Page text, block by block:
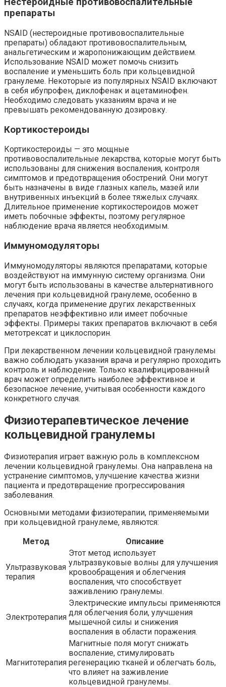
препараты
NSAID (нестероидные противовоспалительные
препараты) обладают противовоспалительным,
анальгетическим и жаропонижающим действием.
Использование NSAID может помочь снизить
воспаление и уменьшить боль при кольцевидной
гранулеме. Некоторые из популярных NSAID включают
в себя ибупрофен, диклофенак и ацетаминофен.
Необходимо следовать указаниям врача и не
превышать рекомендованную дозировку.
Кортикостероиды
Кортикостероиды — это мощные
противовоспалительные лекарства, которые могут быть
использованы для снижения воспаления, контроля
симптомов и предотвращения обострений. Они могут
быть назначены в виде глазных капель, мазей или
внутривенных инъекций в более тяжелых случаях.
Длительное применение кортикостероидов может
иметь побочные эффекты, поэтому регулярное
наблюдение врача является необходимым.
Иммуномодуляторы
Иммуномодуляторы являются препаратами, которые
воздействуют на иммунную систему организма. Они
могут быть использованы в качестве альтернативного
лечения при кольцевидной гранулеме, особенно в
случаях, когда применение других лекарственных
препаратов неэффективно или имеет побочные
эффекты. Примеры таких препаратов включают в себя
метотрексат и циклоспорин.
При лекарственном лечении кольцевидной гранулемы
важно соблюдать указания врача и регулярно проходить
контроль и наблюдение. Только квалифицированный
врач может определить наиболее эффективное и
безопасное лечение, учитывая особенности каждого
конкретного случая.
Физиотерапевтическое лечение
кольцевидной гранулемы
Физиотерапия играет важную роль в комплексном
лечении кольцевидной гранулемы. Она направлена на
устранение симптомов, улучшение качества жизни
пациента и предотвращение прогрессирования
заболевания.
Основными методами физиотерапии, применяемыми
при кольцевидной гранулеме, являются:
Метод
Описание
Ультразвуковая
терапия
Этот метод использует
ультразвуковые волны для улучшения
кровообращения и облегчения
воспаления, что способствует
заживлению гранулемы.
Электротерапия
Электрические импульсы применяются
для облегчения боли, улучшения
мышечной силы и снижения
воспаления в области поражения.
Магнитотерапия
Магнитные поля могут снижать
воспаление, стимулировать
регенерацию тканей и облегчать боль,
что влияет на заживление
кольцевидной гранулемы.